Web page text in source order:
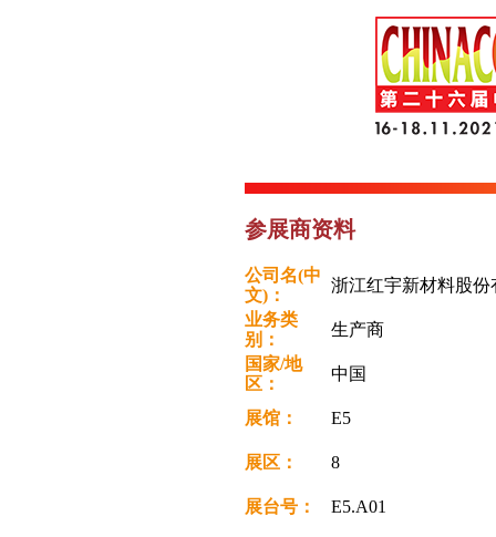
参展商资料
公司名(中
文)：
浙江红宇新材料股
业务类
别：
生产商
国家/地
区：
中国
展馆： E5
展区： 8
展台号： E5.A01